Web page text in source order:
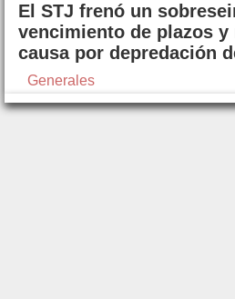
El STJ frenó un
vencimiento de plazos y
causa por depredación
Generales